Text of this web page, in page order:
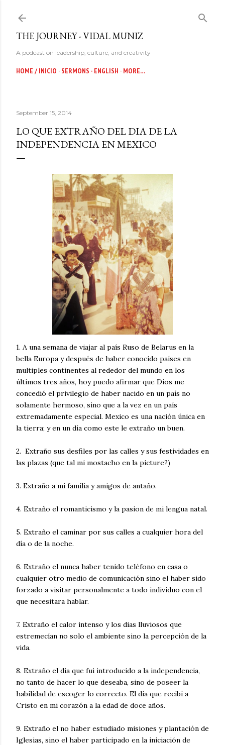
THE JOURNEY - VIDAL MUNIZ
A podcast on leadership, culture, and creativity
HOME / INICIO SERMONS - ENGLISH MORE…
September 15, 2014
LO QUE EXTRAÑO DEL DIA DE LA
INDEPENDENCIA EN MEXICO
1. A una semana de viajar al país Ruso de Belarus en la
bella Europa y después de haber conocido países en
multiples continentes al rededor del mundo en los
últimos tres años, hoy puedo afirmar que Dios me
concedió el privilegio de haber nacido en un país no
solamente hermoso, sino que a la vez en un país
extremadamente especial. Mexico es una nación única en
la tierra; y en un día como este le extraño un buen.
2. Extraño sus desfiles por las calles y sus festividades en
las plazas (que tal mi mostacho en la picture?)
3. Extraño a mi familia y amigos de antaño.
4. Extraño el romanticismo y la pasion de mi lengua natal.
5. Extraño el caminar por sus calles a cualquier hora del
día o de la noche.
6. Extraño el nunca haber tenido teléfono en casa o
cualquier otro medio de comunicación sino el haber sido
forzado a visitar personalmente a todo individuo con el
que necesitara hablar.
7. Extraño el calor intenso y los dias lluviosos que
estremecían no solo el ambiente sino la percepción de la
vida.
8. Extraño el dia que fui introducido a la independencia,
no tanto de hacer lo que deseaba, sino de poseer la
habilidad de escoger lo correcto. El día que recibí a
Cristo en mi corazón a la edad de doce años.
9. Extraño el no haber estudiado misiones y plantación de
Iglesias, sino el haber participado en la iniciación de